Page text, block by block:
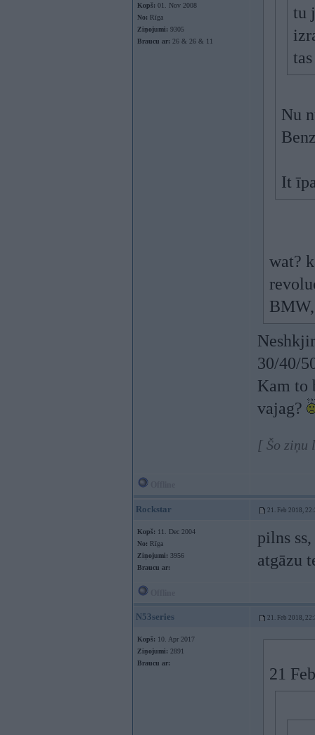
Kopš: 01. Nov 2008
No: Rīga
Ziņojumi: 9305
Braucu ar: 26 & 26 & 11
tu
Nu
It
wat?
30/40/
Kam to
vajag?
[ Šo ziņu
Rockstar 21. Feb 2018,
Kopš: 11. Dec 2004
No: Rīga
Ziņojumi: 3956
Braucu ar:
pilns
atgāzu
N53series 21. Feb 2018,
Kopš: 10. Apr 2017
Ziņojumi: 2891
Braucu ar:
21